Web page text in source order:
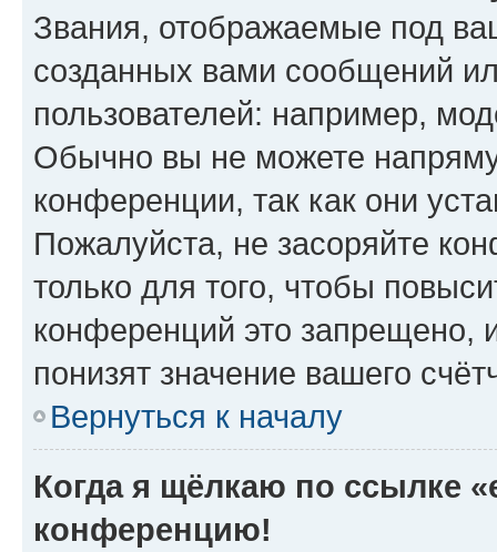
Звания, отображаемые под
созданных вами сообщений
пользователей: например,
Обычно вы не можете
конференции, так как они
Пожалуйста, не засоряйте
только для того, чтобы
конференций это запрещено,
понизят значение вашего
Вернуться к началу
Когда я щёлкаю по ссылке
конференцию!